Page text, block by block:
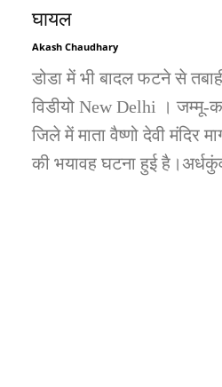
घायल
Akash Chaudhary
डोडा में भी बादल फटने से
विडीयो New Delhi । जम्मू-
जिले में माता वैष्णो देवी मंदिर
की भयावह घटना हुई